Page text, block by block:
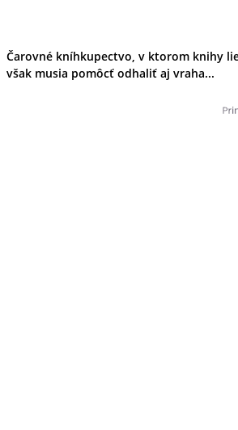
Čarovné kníhkupectvo, v ktorom knihy
však musia pomôcť odhaliť aj vraha...